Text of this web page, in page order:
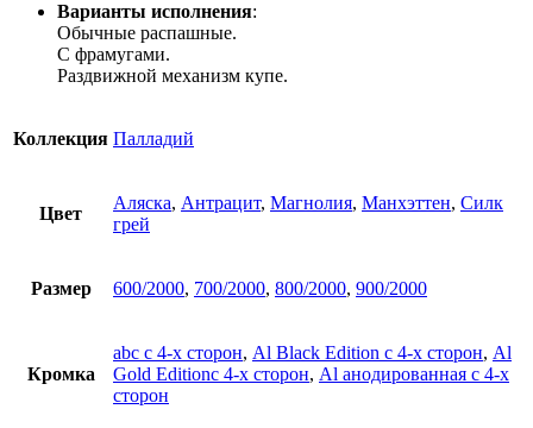
Варианты исполнения:
Обычные распашные.
С фрамугами.
Раздвижной механизм купе.
Коллекция Палладий
Цвет
Аляска, Антрацит, Магнолия, Манхэттен, Силк
грей
Размер 600/2000, 700/2000, 800/2000, 900/2000
Кромка
abc с 4-х сторон, Al Black Edition с 4-х сторон, Al
Gold Editionс 4-х сторон, Al анодированная с 4-х
сторон